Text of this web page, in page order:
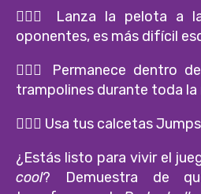
🤾🏻‍♀ Lanza la pelota a
oponentes, es más difícil
🤾🏻‍♀️ Permanece dentro
trampolines durante toda la
🤾🏻‍♀️ Usa tus calcetas
¿Estás listo para vivir el
cool? Demuestra de